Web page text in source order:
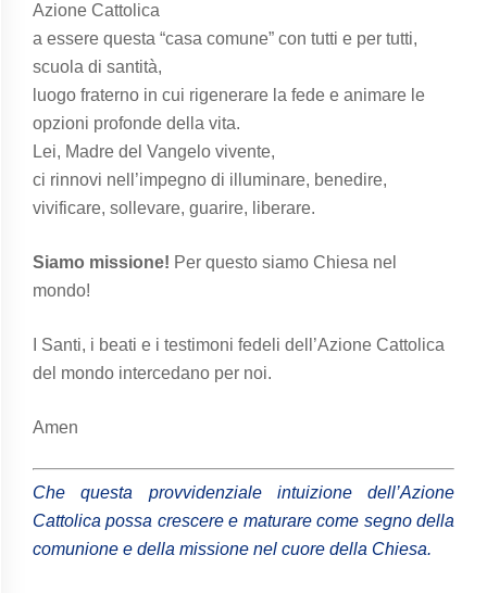
Azione Cattolica
a essere questa “casa comune” con tutti e per tutti,
scuola di santità,
luogo fraterno in cui rigenerare la fede e animare le
opzioni profonde della vita.
Lei, Madre del Vangelo vivente,
ci rinnovi nell’impegno di illuminare, benedire,
vivificare, sollevare, guarire, liberare.
Siamo missione! Per questo siamo Chiesa nel
mondo!
I Santi, i beati e i testimoni fedeli dell’Azione Cattolica
del mondo intercedano per noi.
Amen
Che questa provvidenziale intuizione dell’Azione
Cattolica possa crescere e maturare come segno della
comunione e della missione nel cuore della Chiesa.